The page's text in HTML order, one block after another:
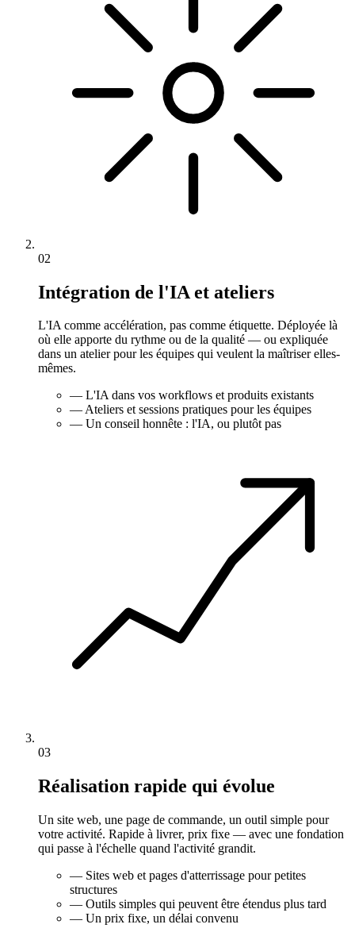
02
Intégration de l'IA et ateliers
L'IA comme accélération, pas comme étiquette. Déployée là
où elle apporte du rythme ou de la qualité — ou expliquée
dans un atelier pour les équipes qui veulent la maîtriser elles-
mêmes.
— L'IA dans vos workflows et produits existants
—Ateliers et sessions pratiques pour les équipes
— Un conseil honnête : l'IA, ou plutôt pas
03
Réalisation rapide qui évolue
Un site web, une page de commande, un outil simple pour
votre activité. Rapide à livrer, prix fixe — avec une fondation
qui passe à l'échelle quand l'activité grandit.
— Sites web et pages d'atterrissage pour petites
structures
— Outils simples qui peuvent être étendus plus tard
— Un prix fixe, un délai convenu